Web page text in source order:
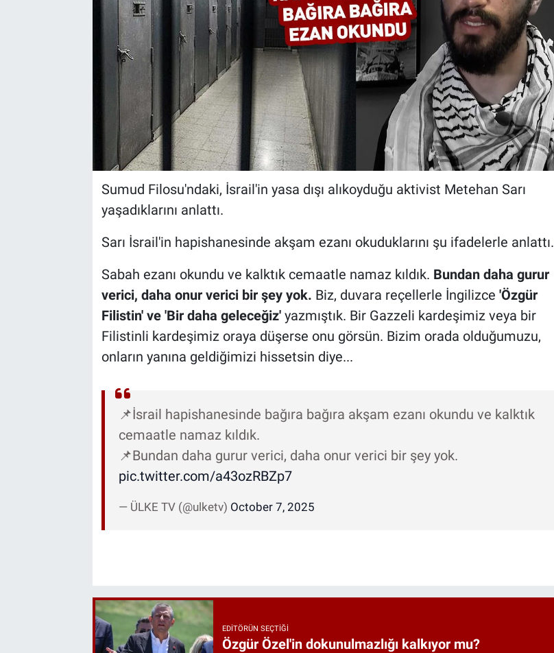
Sumud Filosu'ndaki, İsrail'in yasa dışı alıkoyduğu aktivist Metehan Sarı
yaşadıklarını anlattı.
Sarı İsrail'in hapishanesinde akşam ezanı okuduklarını şu ifadelerle anlattı.
Sabah ezanı okundu ve kalktık cemaatle namaz kıldık. Bundan daha gurur
verici, daha onur verici bir şey yok. Biz, duvara reçellerle İngilizce 'Özgür
Filistin' ve 'Bir daha geleceğiz' yazmıştık. Bir Gazzeli kardeşimiz veya bir
Filistinli kardeşimiz oraya düşerse onu görsün. Bizim orada olduğumuzu,
onların yanına geldiğimizi hissetsin diye...
📌İsrail hapishanesinde bağıra bağıra akşam ezanı okundu ve kalktık
cemaatle namaz kıldık.
📌Bundan daha gurur verici, daha onur verici bir şey yok.
pic.twitter.com/a43ozRBZp7
— ÜLKE TV (@ulketv) October 7, 2025
EDITÖRÜN SEÇTIĞI
Özgür Özel'in dokunulmazlığı kalkıyor mu?